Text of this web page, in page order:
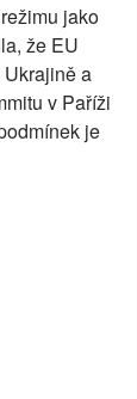
jako
že EU
Ukrajině a
v Paříži
je